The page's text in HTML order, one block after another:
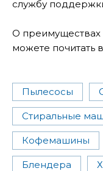
службу
О
можете почитать
Пылесосы
Стиральные
Кофемашины
Блендера